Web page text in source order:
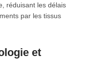
réduisant les délais
par les tissus
et